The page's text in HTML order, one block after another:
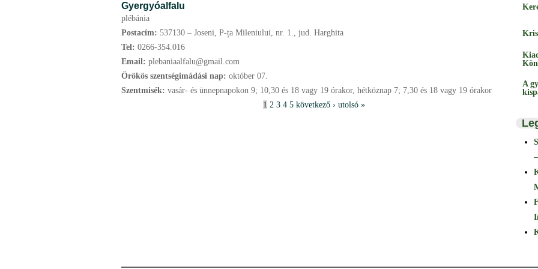
Gyergyóalfalu
plébánia
Postacím: 537130 – Joseni, P-ța Mileniului, nr. 1., jud. Harghita
Tel: 0266-354.016
Email: plebaniaalfalu@gmail.com
Örökös szentségimádási nap: október 07.
Szentmisék: vasár- és ünnepnapokon 9; 10,30 és 18 vagy 19 órakor, hétköznap 7; 7,30 és 18 vagy 19 órakor
1 2 3 4 5 következő › utolsó »
A